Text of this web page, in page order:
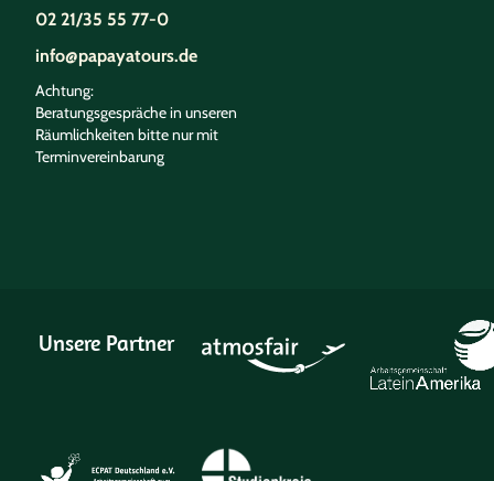
02 21/35 55 77-0
info@papayatours.de
Achtung:
Beratungsgespräche in unseren
Räumlichkeiten bitte nur mit
Terminvereinbarung
Unsere Partner